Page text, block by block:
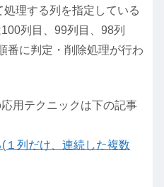
理する列を指定している
列目、99列目、98列
番に判定・削除処理が行わ
用テクニックは下の記事
(１列だけ、連続した複数